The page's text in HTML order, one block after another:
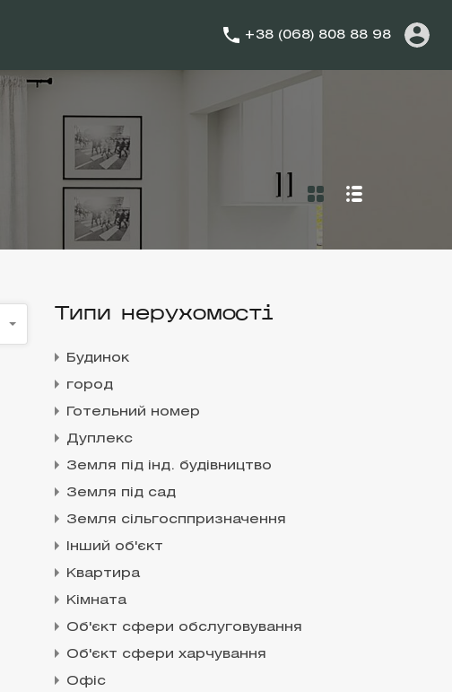
+38 (068) 808 88 98
Типи нерухомості
Будинок
город
Готельний номер
Дуплекс
Земля під інд. будівництво
Земля під сад
Земля сільгосппризначення
Інший об'єкт
Квартира
Кімната
Об'єкт сфери обслуговування
Об'єкт сфери харчування
Офіс